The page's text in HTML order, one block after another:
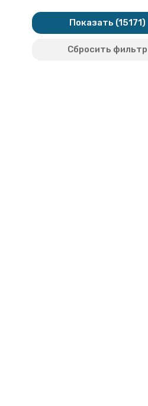
110 мм
114 мм
120 мм
125 мм
Показать
Сбросить фильтр